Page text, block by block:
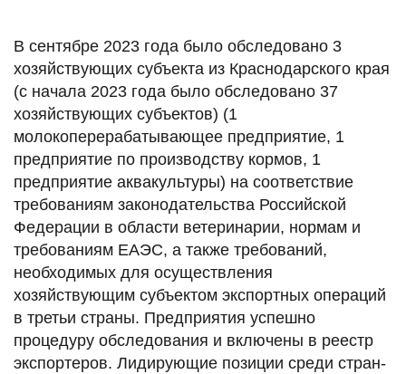
В сентябре 2023 года было обследовано 3
хозяйствующих субъекта из Краснодарского края
(с начала 2023 года было обследовано 37
хозяйствующих субъектов) (1
молокоперерабатывающее предприятие, 1
предприятие по производству кормов, 1
предприятие аквакультуры) на соответствие
требованиям законодательства Российской
Федерации в области ветеринарии, нормам и
требованиям ЕАЭС, а также требований,
необходимых для осуществления
хозяйствующим субъектом экспортных операций
в третьи страны. Предприятия успешно
процедуру обследования и включены в реестр
экспортеров. Лидирующие позиции среди стран-